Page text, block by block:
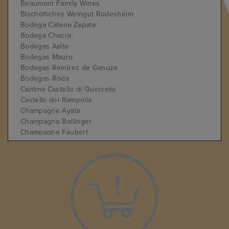
Beaumont Family Wines
Bischöfliches Weingut Rüdesheim
Bodega Catena Zapata
Bodega Chacra
Bodegas Aalto
Bodegas Mauro
Bodegas Remírez de Ganuza
Bodegas Roda
Cantina Castello di Querceto
Castello dei Rampolla
Champagne Ayala
Champagne Bollinger
Champagne Faubert
Champagne Liébart-Régnier